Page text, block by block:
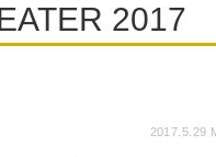
2017
2017.5.29